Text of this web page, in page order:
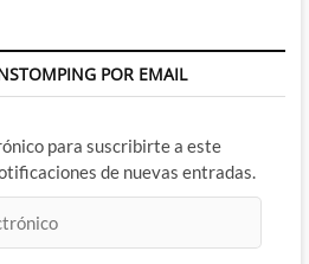
POR EMAIL
para suscribirte a este
de nuevas entradas.